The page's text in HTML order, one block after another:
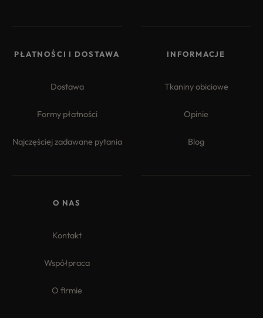
PŁATNOŚCI I DOSTAWA
Dostawa
Formy płatności
Najczęściej zadawane pytania
INFORMACJE
Tkaniny obiciowe
Opinie
Blog
O NAS
Kontakt
Współpraca
O firmie